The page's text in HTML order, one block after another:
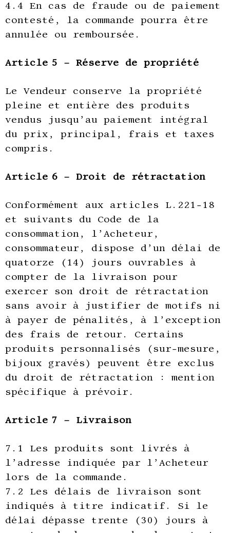
4.4 En cas de fraude ou de paiement
contesté, la commande pourra être
annulée ou remboursée.
Article 5 – Réserve de propriété
Le Vendeur conserve la propriété
pleine et entière des produits
vendus jusqu’au paiement intégral
du prix, principal, frais et taxes
compris.
Article 6 – Droit de rétractation
Conformément aux articles L.221-18
et suivants du Code de la
consommation, l’Acheteur,
consommateur, dispose d’un délai de
quatorze (14) jours ouvrables à
compter de la livraison pour
exercer son droit de rétractation
sans avoir à justifier de motifs ni
à payer de pénalités, à l’exception
des frais de retour. Certains
produits personnalisés (sur-mesure,
bijoux gravés) peuvent être exclus
du droit de rétractation : mention
spécifique à prévoir.
Article 7 – Livraison
7.1 Les produits sont livrés à
l’adresse indiquée par l’Acheteur
lors de la commande.
7.2 Les délais de livraison sont
indiqués à titre indicatif. Si le
délai dépasse trente (30) jours à